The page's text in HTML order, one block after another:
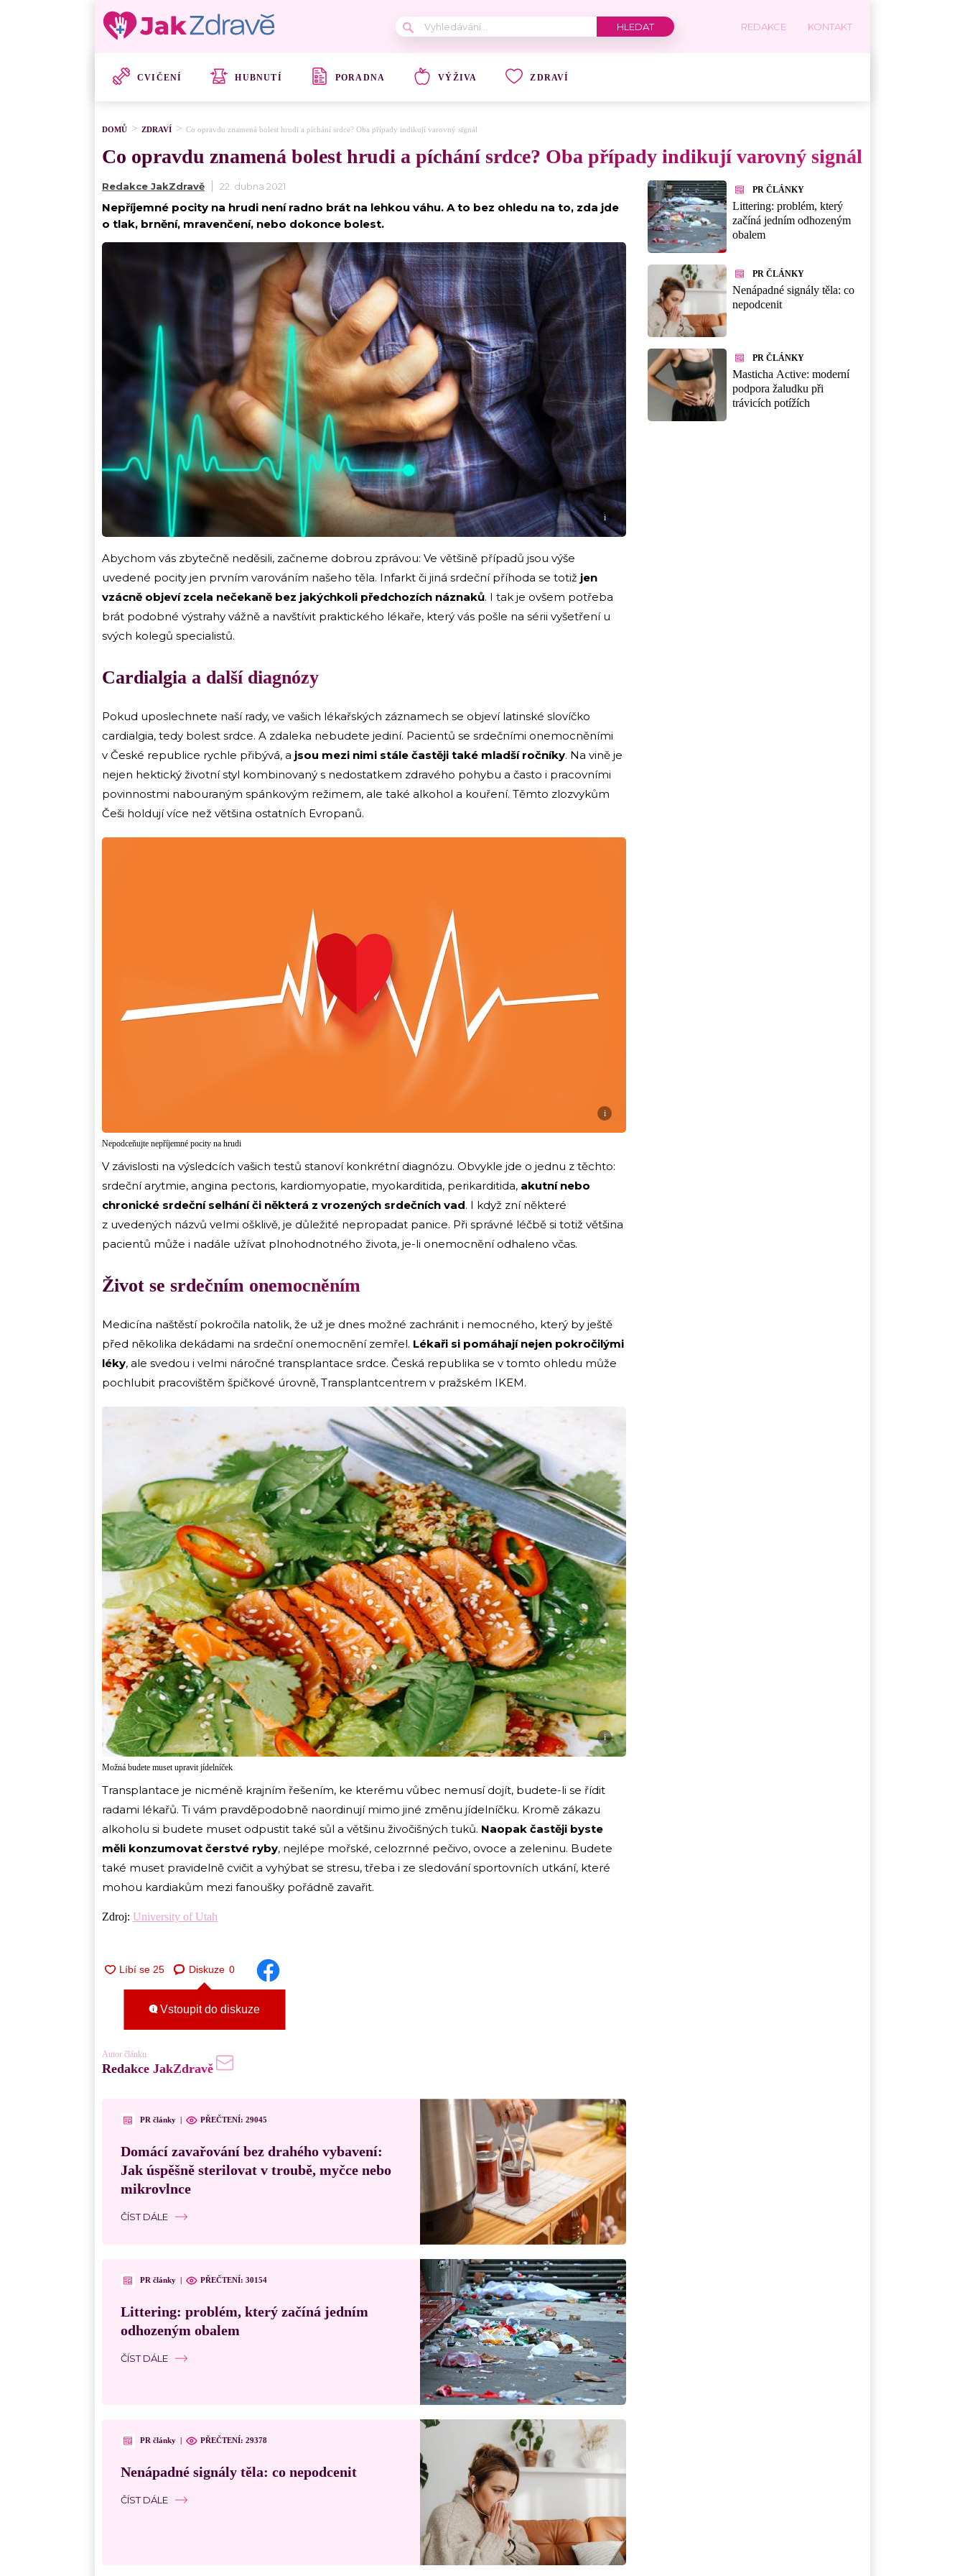
REDAKCE KONTAKT
CVIČENÍ HUBNUTÍ PORADNA VÝŽIVA ZDRAVÍ
DOMŮ ZDRAVÍ Co opravdu znamená bolest hrudi a píchání srdce? Oba případy indikují varovný signál
Co opravdu znamená bolest hrudi a píchání srdce? Oba případy indikují varovný signál
Redakce JakZdravě 22. dubna 2021
Nepříjemné pocity na hrudi není radno brát na lehkou váhu. A to bez ohledu na to, zda jde
o tlak, brnění, mravenčení, nebo dokonce bolest.
i
Abychom vás zbytečně neděsili, začneme dobrou zprávou: Ve většině případů jsou výše
uvedené pocity jen prvním varováním našeho těla. Infarkt či jiná srdeční příhoda se totiž jen
vzácně objeví zcela nečekaně bez jakýchkoli předchozích náznaků. I tak je ovšem potřeba
brát podobné výstrahy vážně a navštívit praktického lékaře, který vás pošle na sérii vyšetření u
svých kolegů specialistů.
Cardialgia a další diagnózy
Pokud uposlechnete naší rady, ve vašich lékařských záznamech se objeví latinské slovíčko
cardialgia, tedy bolest srdce. A zdaleka nebudete jediní. Pacientů se srdečními onemocněními
v České republice rychle přibývá, a jsou mezi nimi stále častěji také mladší ročníky. Na vině je
nejen hektický životní styl kombinovaný s nedostatkem zdravého pohybu a často i pracovními
povinnostmi nabouraným spánkovým režimem, ale také alkohol a kouření. Těmto zlozvykům
Češi holdují více než většina ostatních Evropanů.
i
Nepodceňujte nepříjemné pocity na hrudi
V závislosti na výsledcích vašich testů stanoví konkrétní diagnózu. Obvykle jde o jednu z těchto:
srdeční arytmie, angina pectoris, kardiomyopatie, myokarditida, perikarditida, akutní nebo
chronické srdeční selhání či některá z vrozených srdečních vad. I když zní některé
z uvedených názvů velmi ošklivě, je důležité nepropadat panice. Při správné léčbě si totiž většina
pacientů může i nadále užívat plnohodnotného života, je-li onemocnění odhaleno včas.
Život se srdečním onemocněním
Medicína naštěstí pokročila natolik, že už je dnes možné zachránit i nemocného, který by ještě
před několika dekádami na srdeční onemocnění zemřel. Lékaři si pomáhají nejen pokročilými
léky, ale svedou i velmi náročné transplantace srdce. Česká republika se v tomto ohledu může
pochlubit pracovištěm špičkové úrovně, Transplantcentrem v pražském IKEM.
i
Možná budete muset upravit jídelníček
Transplantace je nicméně krajním řešením, ke kterému vůbec nemusí dojít, budete-li se řídit
radami lékařů. Ti vám pravděpodobně naordinují mimo jiné změnu jídelníčku. Kromě zákazu
alkoholu si budete muset odpustit také sůl a většinu živočišných tuků. Naopak častěji byste
měli konzumovat čerstvé ryby, nejlépe mořské, celozrnné pečivo, ovoce a zeleninu. Budete
také muset pravidelně cvičit a vyhýbat se stresu, třeba i ze sledování sportovních utkání, které
mohou kardiakům mezi fanoušky pořádně zavařit.
Zdroj: University of Utah
Diskuze 0
Vstoupit do diskuze
Autor článku
Redakce JakZdravě
PR články | PŘEČTENÍ: 29045
Domácí zavařování bez drahého vybavení:
Jak úspěšně sterilovat v troubě, myčce nebo
mikrovlnce
ČÍST DÁLE
PR články | PŘEČTENÍ: 30154
Littering: problém, který začíná jedním
odhozeným obalem
ČÍST DÁLE
PR články | PŘEČTENÍ: 29378
Nenápadné signály těla: co nepodcenit
ČÍST DÁLE
PR ČLÁNKY
Littering: problém, který
začíná jedním odhozeným
obalem
PR ČLÁNKY
Nenápadné signály těla: co
nepodcenit
PR ČLÁNKY
Masticha Active: moderní
podpora žaludku při
trávicích potížích